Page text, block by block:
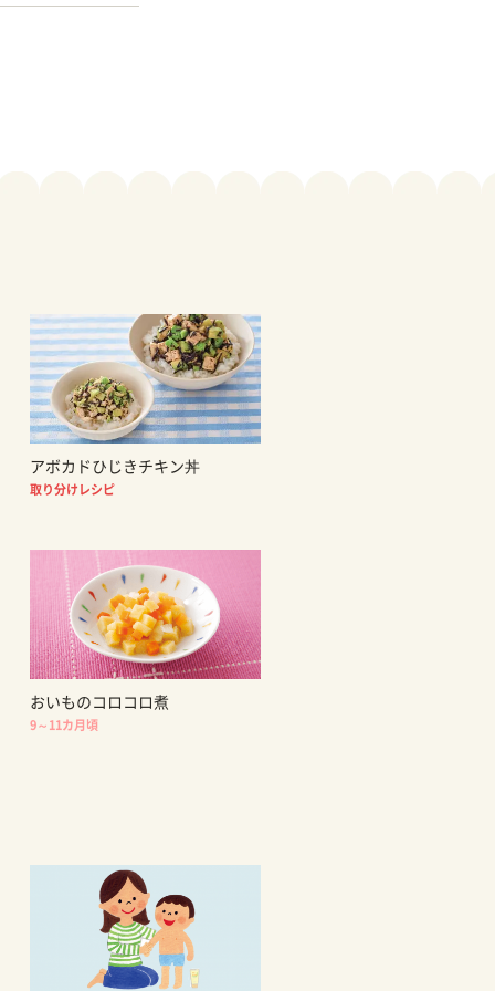
アボカドひじきチキン丼
取り分けレシピ
おいものコロコロ煮
9～11カ月頃